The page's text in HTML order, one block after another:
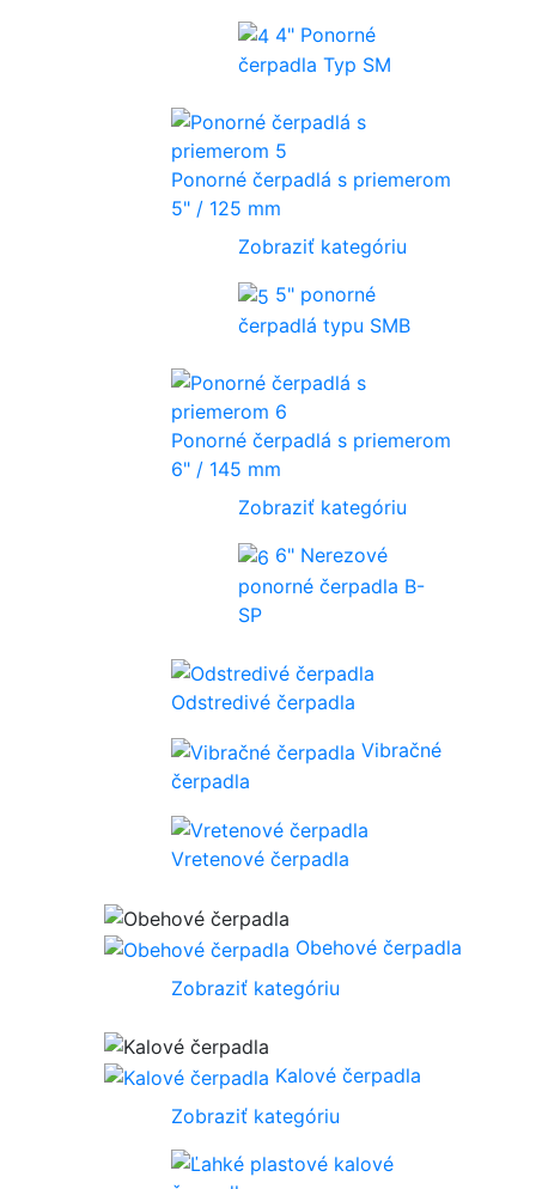
4" Ponorné
čerpadla Typ SM
Ponorné čerpadlá s priemerom
5" / 125 mm
Zobraziť kategóriu
5" ponorné
čerpadlá typu SMB
Ponorné čerpadlá s priemerom
6" / 145 mm
Zobraziť kategóriu
6" Nerezové
ponorné čerpadla B-
SP
Odstredivé čerpadla
Vibračné
čerpadla
Vretenové čerpadla
Obehové čerpadla
Zobraziť kategóriu
Kalové čerpadla
Zobraziť kategóriu